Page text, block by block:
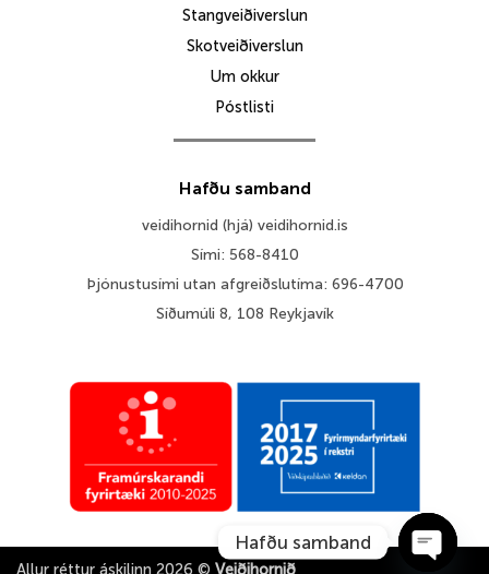
Stangveiðiverslun
Skotveiðiverslun
Um okkur
Póstlisti
Hafðu samband
veidihornid (hjá) veidihornid.is
Sími: 568-8410
Þjónustusími utan afgreiðslutíma: 696-4700
Síðumúli 8, 108 Reykjavík
Hafðu samband